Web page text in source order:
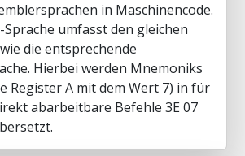
in Maschinencode.
Sprache umfasst den gleichen
die entsprechende
Hierbei werden Mnemoniks
Register A mit dem Wert 7) in für
abarbeitbare Befehle 3E 07